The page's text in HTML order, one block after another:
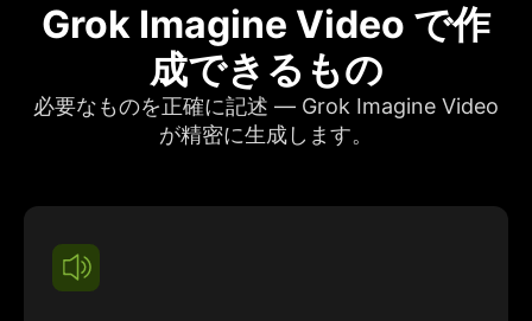
Grok Imagine Video で作
成できるもの
必要なものを正確に記述 — Grok Imagine Video
が精密に生成します。